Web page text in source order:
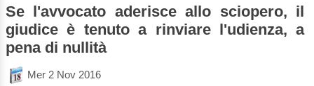
Se l'avvocato aderisce allo sciopero, il
giudice è tenuto a rinviare l'udienza, a
pena di nullità
Mer 2 Nov 2016